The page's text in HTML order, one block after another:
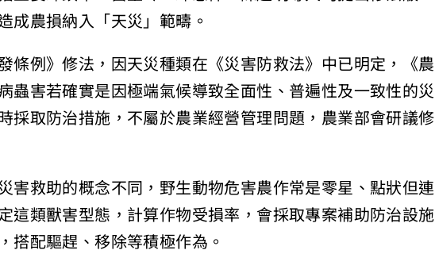
農損納入「天災」範疇。
例》修法，因天災種類在《災害防救法》中已明定，《農
害若確實是因極端氣候導致全面性、普遍性及一致性的災
取防治措施，不屬於農業經營管理問題，農業部會研議修
救助的概念不同，野生動物危害農作常是零星、點狀但連
類獸害型態，計算作物受損率，會採取專案補助防治設施
配驅趕、移除等積極作為。